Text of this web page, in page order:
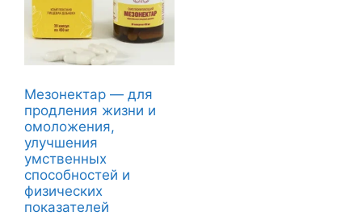
Мезонектар — для
продления жизни и
омоложения,
улучшения
умственных
способностей и
физических
показателей